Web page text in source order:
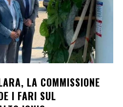
LA COMMISSIONE
I FARI SUL